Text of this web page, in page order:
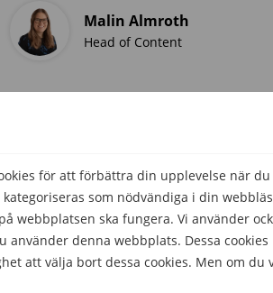
för att förbättra din upplevelse när
kategoriseras som nödvändiga i din
webbplatsen ska fungera. Vi använder
använder denna webbplats. Dessa
att välja bort dessa cookies. Men om du
Malin Almroth
Head of Content